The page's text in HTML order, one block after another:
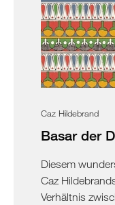
Caz Hildebrand
Basar der
Diesem
Caz
Verhältnis